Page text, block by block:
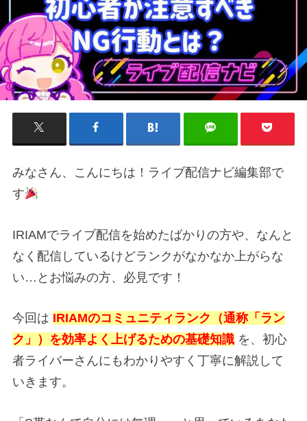
みなさん、こんにちは！ライブ配信ナビ編集部で
す
IRIAMでライブ配信を始めたばかりの方や、なんと
なく配信しているけどランクがなかなか上がらな
い…とお悩みの方、必見です！
今回は IRIAMのコミュニティランク（通称「ラン
ク」）を効率よく上げるための基礎知識 を、初心
者ライバーさんにもわかりやすく丁寧に解説して
いきます。